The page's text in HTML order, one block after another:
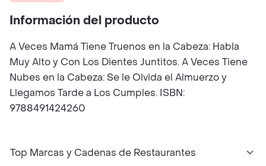
Información del producto
A Veces Mamá Tiene Truenos en la Cabeza: Habla
Muy Alto y Con Los Dientes Juntitos. A Veces Tiene
Nubes en la Cabeza: Se le Olvida el Almuerzo y
Llegamos Tarde a Los Cumples. ISBN:
9788491424260
Top Marcas y Cadenas de Restaurantes